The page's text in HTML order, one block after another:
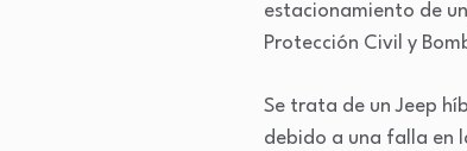
estacionamiento de
Protección Civil y
Se trata de un Jeep
debido a una falla en